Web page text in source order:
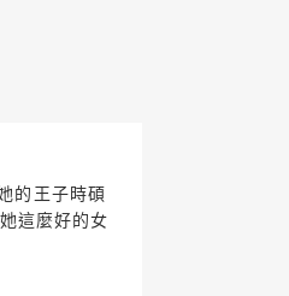
的王子時碩
這麼好的女